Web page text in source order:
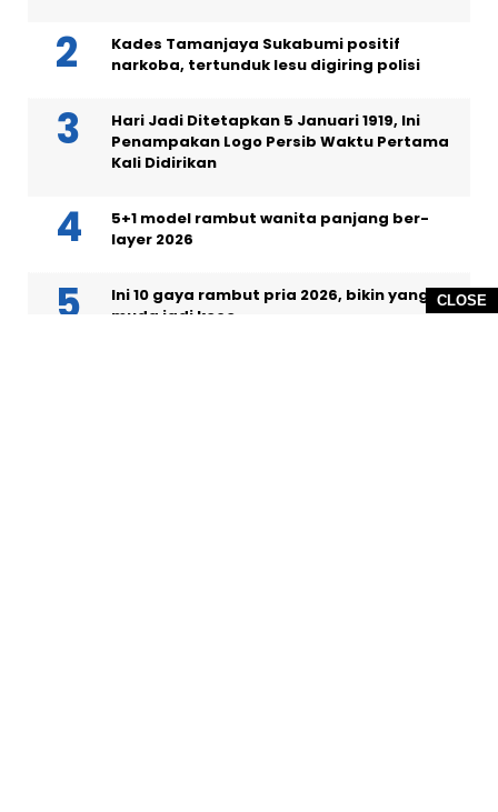
CLOSE
Kades Tamanjaya Sukabumi positif
narkoba, tertunduk lesu digiring polisi
Hari Jadi Ditetapkan 5 Januari 1919, Ini
Penampakan Logo Persib Waktu Pertama
Kali Didirikan
5+1 model rambut wanita panjang ber-
layer 2026
Ini 10 gaya rambut pria 2026, bikin yang
muda jadi kece